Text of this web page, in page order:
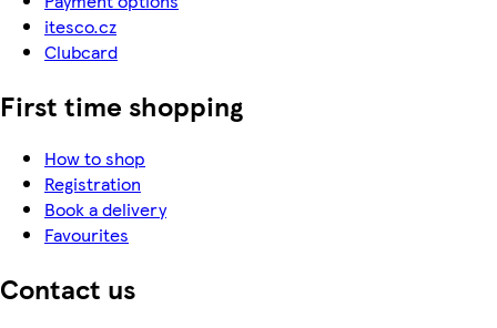
itesco.cz
Clubcard
First time shopping
How to shop
Registration
Book a delivery
Favourites
Contact us